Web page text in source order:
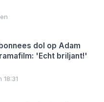
dol op Adam
'Echt briljant!'
18:31